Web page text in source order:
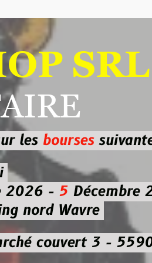
SRL
suivante
5Décembre 2026
Wavre
3 - 5590 Ciney